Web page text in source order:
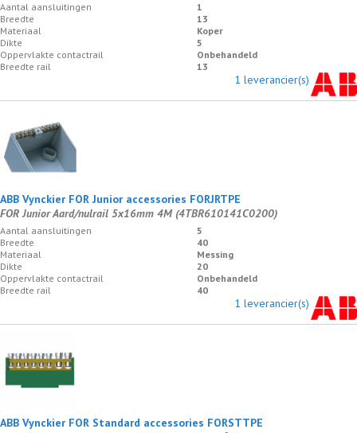
Aantal aansluitingen
1
Breedte
13
Materiaal
Koper
Dikte
5
Oppervlakte contactrail
Onbehandeld
Breedte rail
13
1 leverancier(s)
ABB Vynckier FOR Junior accessories FORJRTPE
FOR Junior Aard/nulrail 5x16mm 4M (4TBR610141C0200)
Aantal aansluitingen
5
Breedte
40
Materiaal
Messing
Dikte
20
Oppervlakte contactrail
Onbehandeld
Breedte rail
40
1 leverancier(s)
ABB Vynckier FOR Standard accessories FORSTTPE